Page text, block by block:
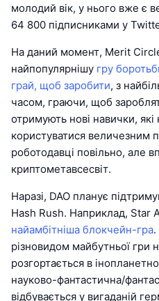
молодий вік, у нього вже є
64 800 підписниками у
На даний момент, Merit
найпопулярнішу гру
грай, щоб заробити, з
часом, граючи, щоб
отримують нові навички,
користуватися величезним
роботодавці повільно, але
криптометавсесвіт.
Наразі, DAO планує
Hash Rush. Наприклад, Star
найамбітніша блокчейн-гра.
різновидом майбутньої гри
розгортається в
науково-фантастична/
відбувається у вигаданій